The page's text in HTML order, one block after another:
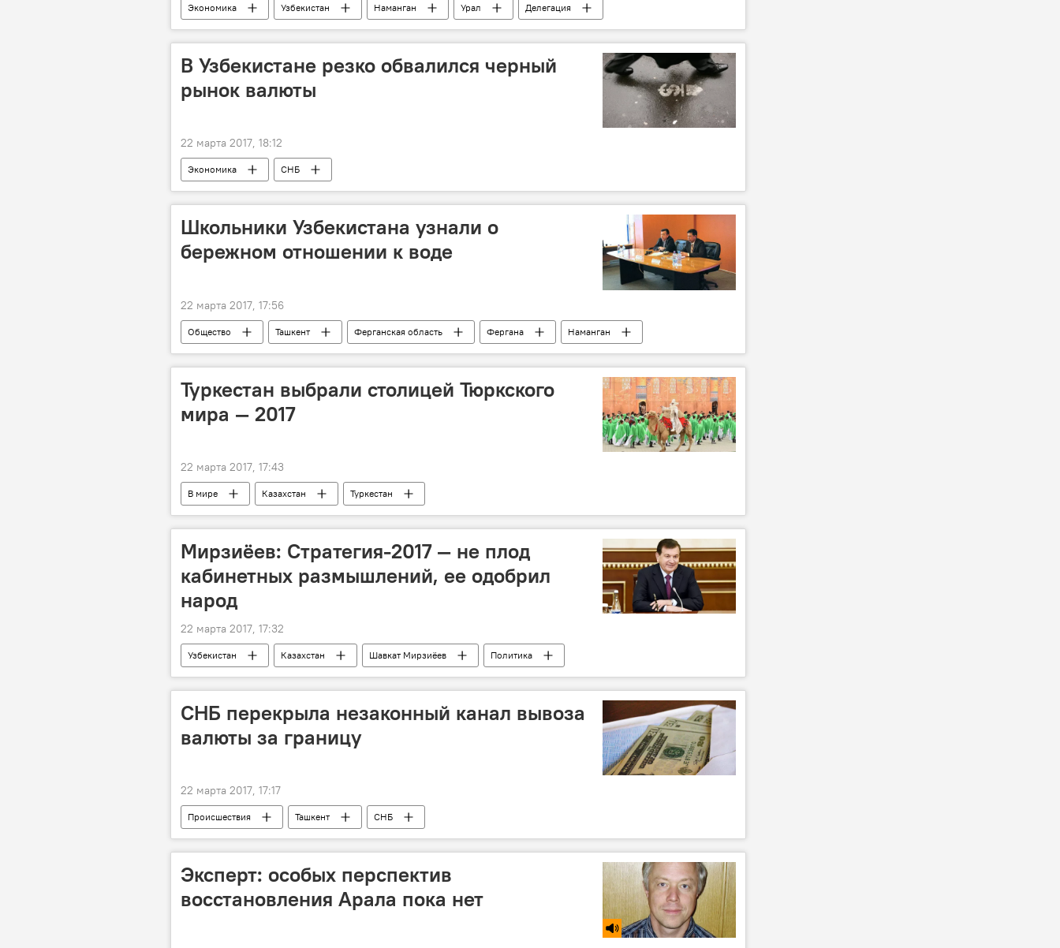
Экономика Узбекистан Наманган Урал Делегация
В Узбекистане резко обвалился черный
рынок валюты
22 марта 2017, 18:12
Экономика СНБ
Школьники Узбекистана узнали о
бережном отношении к воде
22 марта 2017, 17:56
Общество Ташкент Ферганская область Фергана
Наманган
Андижан
Коканд
Маргилан
Туркестан выбрали столицей Тюркского
мира — 2017
22 марта 2017, 17:43
В мире Казахстан Туркестан
Мирзиёев: Стратегия-2017 — не плод
кабинетных размышлений, ее одобрил
народ
22 марта 2017, 17:32
Узбекистан Казахстан Шавкат Мирзиёев Политика
СНБ перекрыла незаконный канал вывоза
валюты за границу
22 марта 2017, 17:17
Происшествия Ташкент СНБ
Эксперт: особых перспектив
восстановления Арала пока нет